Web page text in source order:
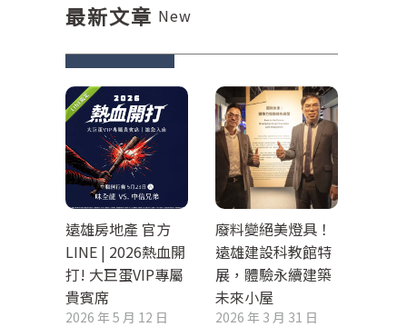
最新文章 New
遠雄房地產 官方
LINE | 2026熱血開
打! 大巨蛋VIP專屬
貴賓席
2026 年 5 月 12 日
廢料變絕美燈具！
遠雄建設科教館特
展，體驗永續建築
未來小屋
2026 年 3 月 31 日